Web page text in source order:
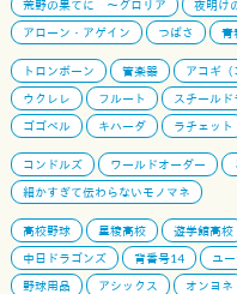
荒野の果てに 〜グロリア
夜明け
アローン・アゲイン
つばさ 青
トロンボーン 管楽器 アコギ（
ウクレレ
フルート スチールド
ゴゴベル
キハーダ ラチェット
コンドルズ ワールドオーダー
細かすぎて伝わらないモノマネ
高校野球 星稜高校 遊学館高校
中日ドラゴンズ
背番号14 ユ
野球用品
アシックス オンヨネ